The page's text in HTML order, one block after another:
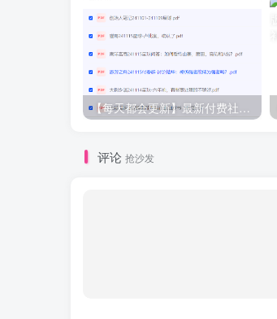
【每天都会更新】最新付费社群公众号文章
评论 抢沙发